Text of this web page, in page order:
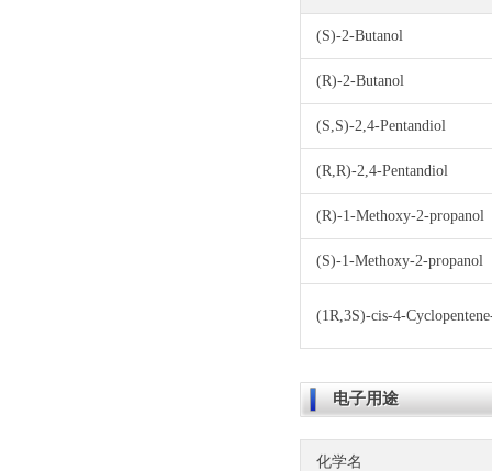
(S)-2-Butanol
(R)-2-Butanol
(S,S)-2,4-Pentandiol
(R,R)-2,4-Pentandiol
(R)-1-Methoxy-2-propanol
(S)-1-Methoxy-2-propanol
(1R,3S)-cis-4-
电子用途
化学名